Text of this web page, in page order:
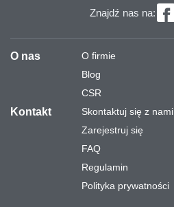
Znajdź nas na:
O nas
O firmie
Blog
CSR
Kontakt
Skontaktuj się z nami
Zarejestruj się
FAQ
Regulamin
Polityka prywatności